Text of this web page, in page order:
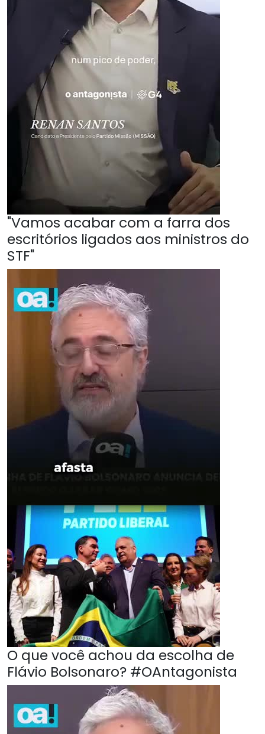
"Vamos acabar com a farra dos
escritórios ligados aos ministros do
STF"
O que você achou da escolha de
Flávio Bolsonaro? #OAntagonista